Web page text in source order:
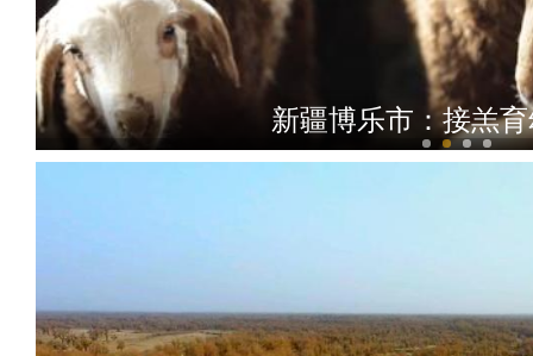
新疆博乐市：接羔